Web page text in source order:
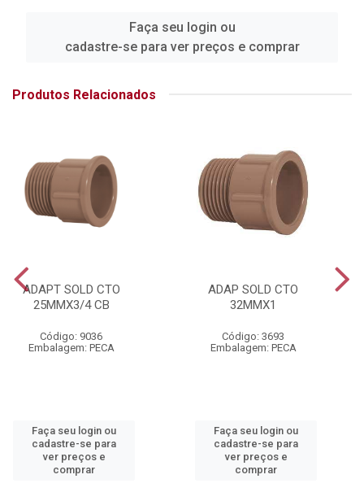
Faça seu login ou
cadastre-se para ver preços e comprar
Produtos Relacionados
ADAPT SOLD CTO
25MMX3/4 CB
Código: 9036
Embalagem: PECA
Faça seu login ou
cadastre-se para
ver preços e
comprar
ADAP SOLD CTO
32MMX1
Código: 3693
Embalagem: PECA
Faça seu login ou
cadastre-se para
ver preços e
comprar